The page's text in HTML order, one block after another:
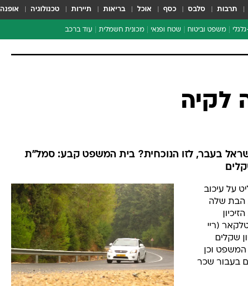
תרבות סלבס כסף אוכל בריאות תיירות טכנולוגיה אופנה
משפט וביטוח שטח ופנאי מכונית חשמלית עוד ברכב
צרכנות
טכנולוגיה
בטיחות
סדנאות ושיפורים
דעות
כל הכתבות
ארכיון מדורים סוגרים שנה
לקיה
בעבר, לזו הנוכחית? בית המשפט קבע: סמל"ת
על עיכוב
הבת שלה
(ריי
על סך 156.8 מיליון שקלים
וכן
אלף שקלים בעבור שכר